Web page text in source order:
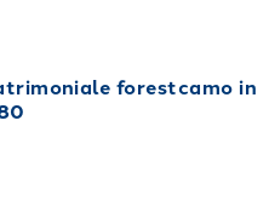
forestcamo in